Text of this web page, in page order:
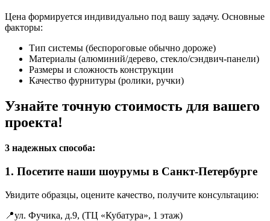
Цена формируется индивидуально под вашу задачу. Основные
факторы:
Тип системы (беспороговые обычно дороже)
Материалы (алюминий/дерево, стекло/сэндвич-панели)
Размеры и сложность конструкции
Качество фурнитуры (ролики, ручки)
Узнайте точную стоимость для вашего
проекта!
3 надежных способа:
1. Посетите наши шоурумы в Санкт-Петербурге
Увидите образцы, оцените качество, получите консультацию:
📍ул. Фучика, д.9, (ТЦ «Кубатура», 1 этаж)